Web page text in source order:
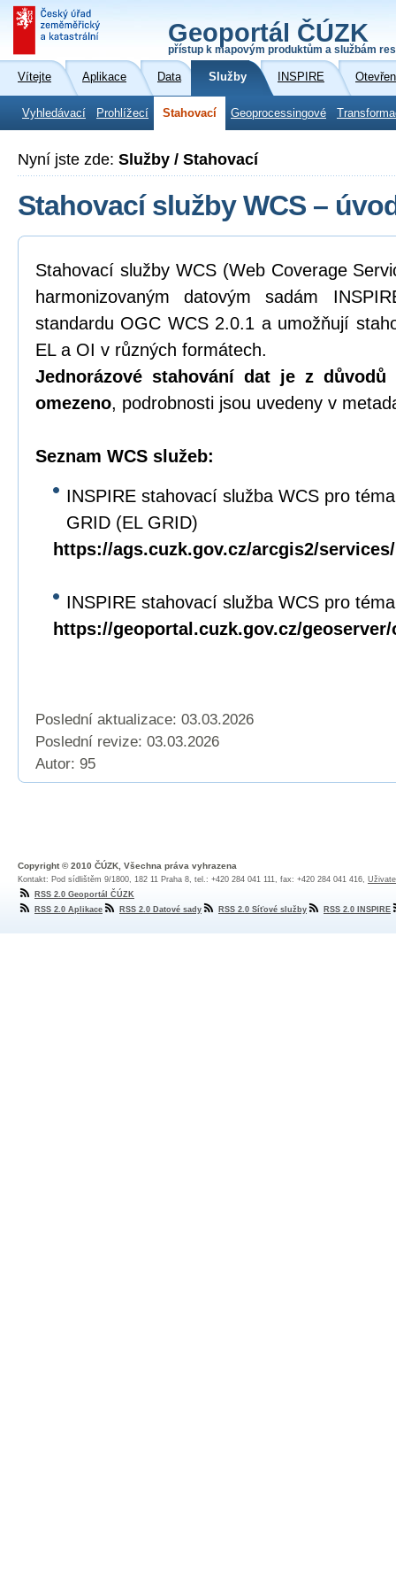
Geoportál ČÚZK
přístup k mapovým produktům a službám
Vítejte Aplikace Data Služby INSPIRE
Vyhledávací Prohlížecí Stahovací Geoprocessingové
Nyní jste zde: Služby / Stahovací
Stahovací služby WCS –
Stahovací služby WCS (Web Coverage
harmonizovaným datovým sadám
standardu OGC WCS 2.0.1 a umožňují
EL a OI v různých formátech.
Jednorázové stahování dat je z
omezeno, podrobnosti jsou uvedeny v
Seznam WCS služeb:
INSPIRE stahovací služba WCS pro
GRID (EL GRID)
https://ags.cuzk.gov.cz/arcgis2/
INSPIRE stahovací služba WCS pro
https://geoportal.cuzk.gov.cz/
Poslední aktualizace: 03.03.2026
Poslední revize: 03.03.2026
Autor: 95
Copyright © 2010 ČÚZK, Všechna práva vyhrazena
Kontakt: Pod sídlištěm 9/1800, 182 11 Praha 8, tel.: +420 284 041 111, fax: +420 284 041 416,
RSS 2.0 Geoportál ČÚZK
RSS 2.0 Aplikace
RSS 2.0 Datové sady RSS 2.0 Síťové služby RSS 2.0 INSPIRE